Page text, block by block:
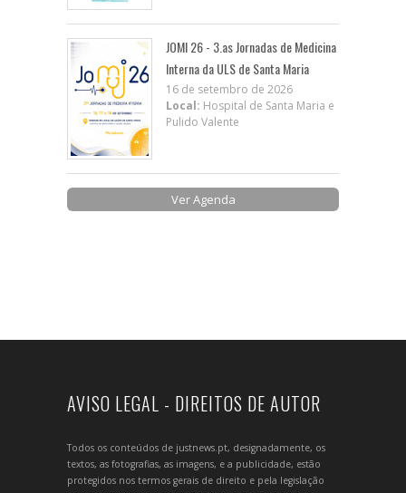
JOMI 26 - 3.as Jornadas de Medicina
Interna da ULS de Santa Maria
16 de setembro de 2026
Local: Hospital de Santa Maria e
Pulido Valente
Ver Agenda
AVISO LEGAL - DIREITOS DE AUTOR
Todos os conteúdos de justnews.pt, designadamente, os
textos, as fotografias, as imagens, e a publicidade, estão
protegidos nos termos gerais de direito e pela legislação